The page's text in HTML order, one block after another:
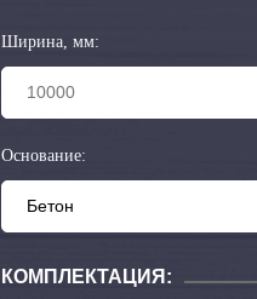
Ширина, мм:
Основание:
КОМПЛЕКТАЦИЯ: